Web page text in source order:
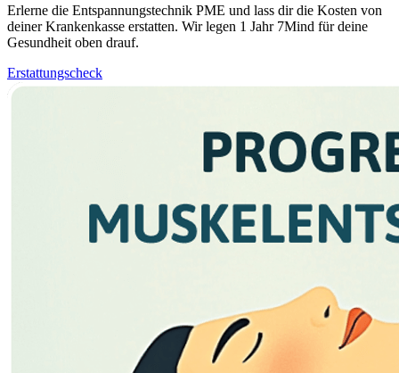
Erlerne die Entspannungstechnik PME und lass dir die Kosten von
deiner Krankenkasse erstatten. Wir legen 1 Jahr 7Mind für deine
Gesundheit oben drauf.
Erstattungscheck